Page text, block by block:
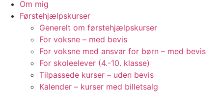
Om mig
Førstehjælpskurser
Generelt om førstehjælpskurser
For voksne – med bevis
For voksne med ansvar for børn – med bevis
For skoleelever (4.-10. klasse)
Tilpassede kurser – uden bevis
Kalender – kurser med billetsalg